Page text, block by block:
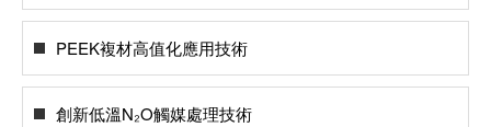
PEEK複材高值化應用技術
創新低溫N₂O觸媒處理技術